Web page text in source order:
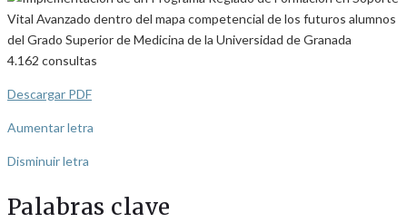
4.162 consultas
Descargar PDF
Aumentar letra
Disminuir letra
Palabras clave